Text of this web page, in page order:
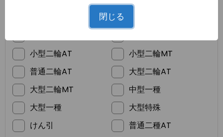
小型二輪AT
小型二輪MT
普通二輪AT
大型二輪AT
大型二輪MT
中型一種
大型一種
大型特殊
けん引
普通二種AT
閉じる